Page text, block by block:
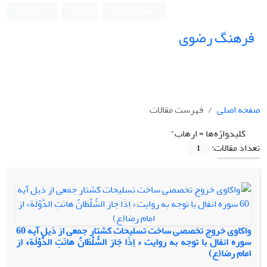
فرهنگ رضوی
صفحه اصلی
فهرست مقالات
کلیدواژه‌ها =ارهاب"
تعداد مقالات:
1
واکاوی خروج تخصصی ساخت تسلیحات کشتار جمعی از ذیل آیه 60
سوره انفال با توجه به روایت « اِذَا جَارَ السُّلْطَانُ هانَتِ الدَّوْلَة» از
امام رضا(ع)